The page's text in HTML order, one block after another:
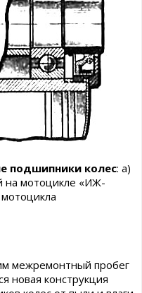
подшипники колес: а)
на мотоцикле «ИЖ-
межремонтный пробег
новая конструкция